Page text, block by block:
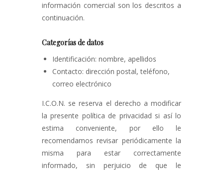
información comercial son los descritos a
continuación.
Categorías de datos
Identificación: nombre, apellidos
Contacto: dirección postal, teléfono,
correo electrónico
I.C.O.N. se reserva el derecho a modificar
la presente política de privacidad si así lo
estima conveniente, por ello le
recomendamos revisar periódicamente la
misma para estar correctamente
informado, sin perjuicio de que le